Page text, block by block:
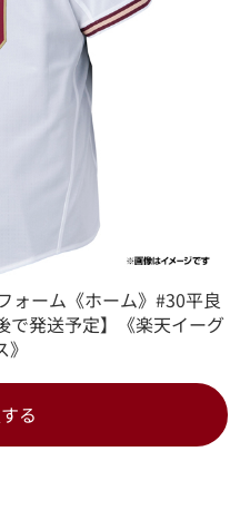
ォーム《ホーム》#30平良
で発送予定】《楽天イーグ
》
る